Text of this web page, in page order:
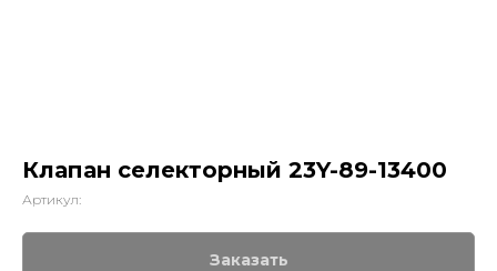
Клапан селекторный 23Y-89-13400
Артикул:
Заказать